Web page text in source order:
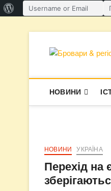
Имя пользователя или
Пароль
содержимому
НОВИНИ
НОВИНИ УКРАЇНА
Перехід на